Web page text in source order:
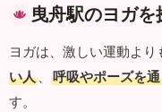
曳舟駅のヨガを
ヨガは、激しい運動より
い人 、 呼吸やポーズを
す。